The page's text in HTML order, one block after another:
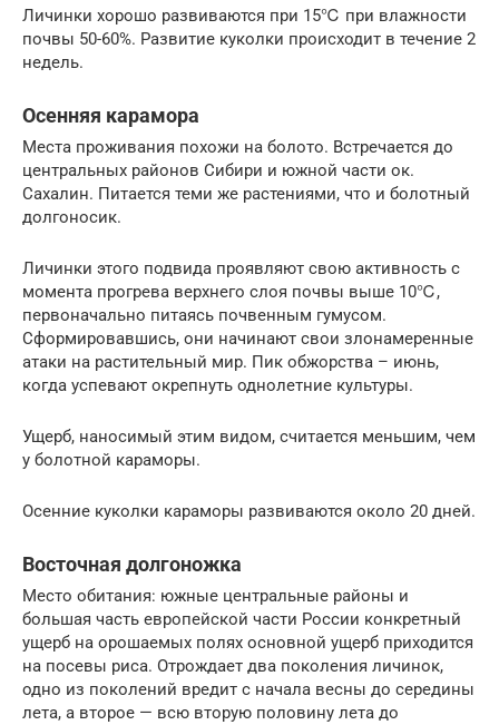
Личинки хорошо развиваются при 15℃ при влажности
почвы 50-60%. Развитие куколки происходит в течение 2
недель.
Осенняя карамора
Места проживания похожи на болото. Встречается до
центральных районов Сибири и южной части ок.
Сахалин. Питается теми же растениями, что и болотный
долгоносик.
Личинки этого подвида проявляют свою активность с
момента прогрева верхнего слоя почвы выше 10℃,
первоначально питаясь почвенным гумусом.
Сформировавшись, они начинают свои злонамеренные
атаки на растительный мир. Пик обжорства – июнь,
когда успевают окрепнуть однолетние культуры.
Ущерб, наносимый этим видом, считается меньшим, чем
у болотной караморы.
Осенние куколки караморы развиваются около 20 дней.
Восточная долгоножка
Место обитания: южные центральные районы и
большая часть европейской части России конкретный
ущерб на орошаемых полях основной ущерб приходится
на посевы риса. Отрождает два поколения личинок,
одно из поколений вредит с начала весны до середины
лета, а второе — всю вторую половину лета до